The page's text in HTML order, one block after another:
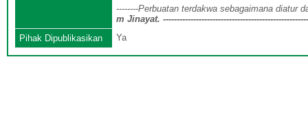
--------Perbuatan terdakwa sebagaimana diatur
m Jinayat.
Pihak Dipublikasikan
Ya